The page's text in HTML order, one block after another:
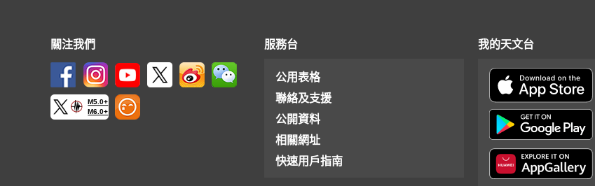
關注我們
M5.0+
M6.0+
服務台
公用表格
聯絡及支援
公開資料
相關網址
快速用戶指南
我的天文台